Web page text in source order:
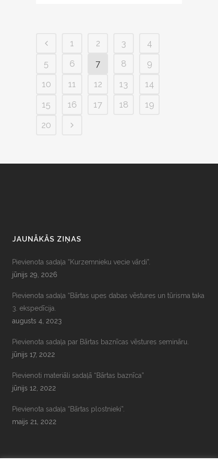
1 2 3
4
5
6 7 8
9
10
11 12 13
14
15
16 17 18
19
20
JAUNĀKĀS ZIŅAS
Pievienota sadaļa “Kurzemnieku vecie vārdi”.
jūnijs 29, 2026
Pievienota sadaļa “Bārtas upes dabas vēstures un tūrisma taka
3. ekspedīcija.
augusts 4, 2023
Pievienota sadaļa par Bārtas baznīcas vēstures semināru.
jūnijs 17, 2022
Pievienoti materiāli sadaļā “Bārtas baznīca”
jūnijs 12, 2022
Pievienota sadaļa “Bārtas plostnieki”.
maijs 21, 2022